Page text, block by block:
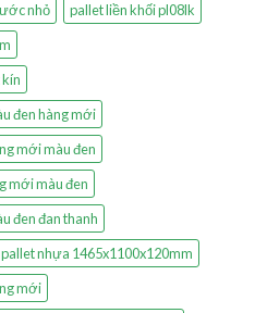
nhỏ
pallet liền khối pl08lk
đen hàng mới
mới màu đen
mới màu đen
đen đan thanh
pallet nhựa 1465x1100x120mm
mới